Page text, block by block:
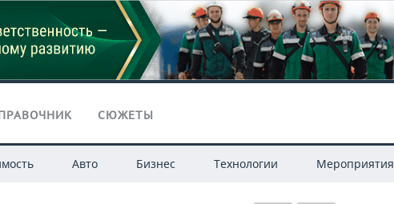
СЮЖЕТЫ
Авто Бизнес Технологии Мероприятия